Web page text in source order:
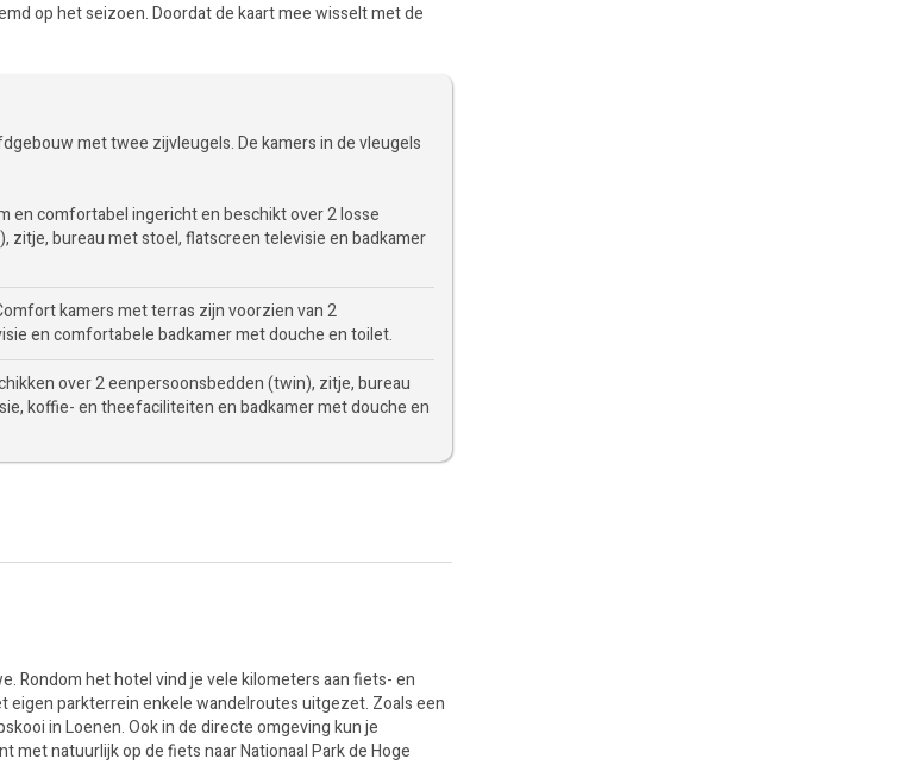
op het seizoen. Doordat de kaart mee wisselt met de
met twee zijvleugels. De kamers in de vleugels
en comfortabel ingericht en beschikt over 2 losse
zitje, bureau met stoel, flatscreen televisie en badkamer
kamers met terras zijn voorzien van 2
en comfortabele badkamer met douche en toilet.
over 2 eenpersoonsbedden (twin), zitje, bureau
koffie- en theefaciliteiten en badkamer met douche en
Rondom het hotel vind je vele kilometers aan fiets- en
parkterrein enkele wandelroutes uitgezet. Zoals een
in Loenen. Ook in de directe omgeving kun je
natuurlijk op de fiets naar Nationaal Park de Hoge